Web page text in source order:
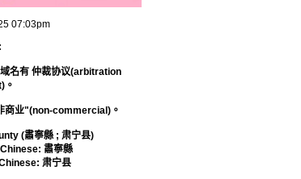
07:03pm
名有 仲裁协议(arbitration
。
商业"(non-commercial)。
(肅寧縣 ; 肃宁县)
肅寧縣
肃宁县